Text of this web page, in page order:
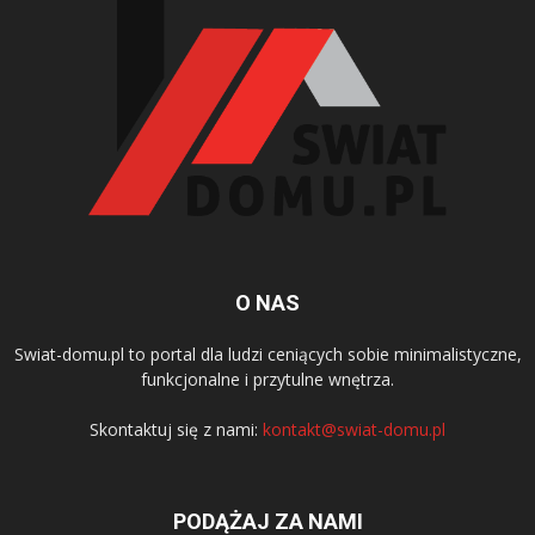
O NAS
Swiat-domu.pl to portal dla ludzi ceniących sobie minimalistyczne,
funkcjonalne i przytulne wnętrza.
Skontaktuj się z nami: kontakt@swiat-domu.pl
PODĄŻAJ ZA NAMI